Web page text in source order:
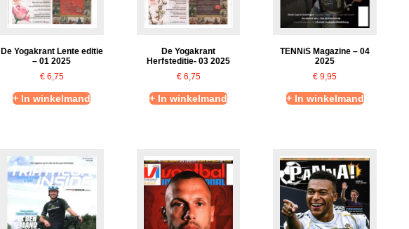
De Yogakrant Lente editie
– 01 2025
€6,75
+ In winkelmand
De Yogakrant
Herfsteditie- 03 2025
€6,75
+ In winkelmand
TENNiS Magazine – 04
2025
€ 9,95
+ In winkelmand